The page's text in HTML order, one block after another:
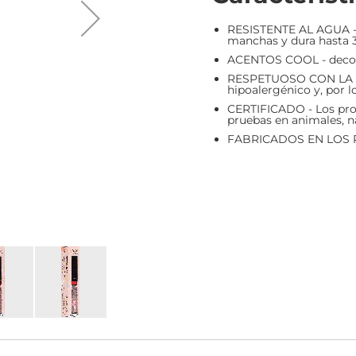
RESISTENTE AL
manchas y dura hasta
ACENTOS COOL -
RESPETUOSO CON
hipoalergénico y, por
CERTIFICADO - Los
pruebas en animales,
FABRICADOS EN LOS